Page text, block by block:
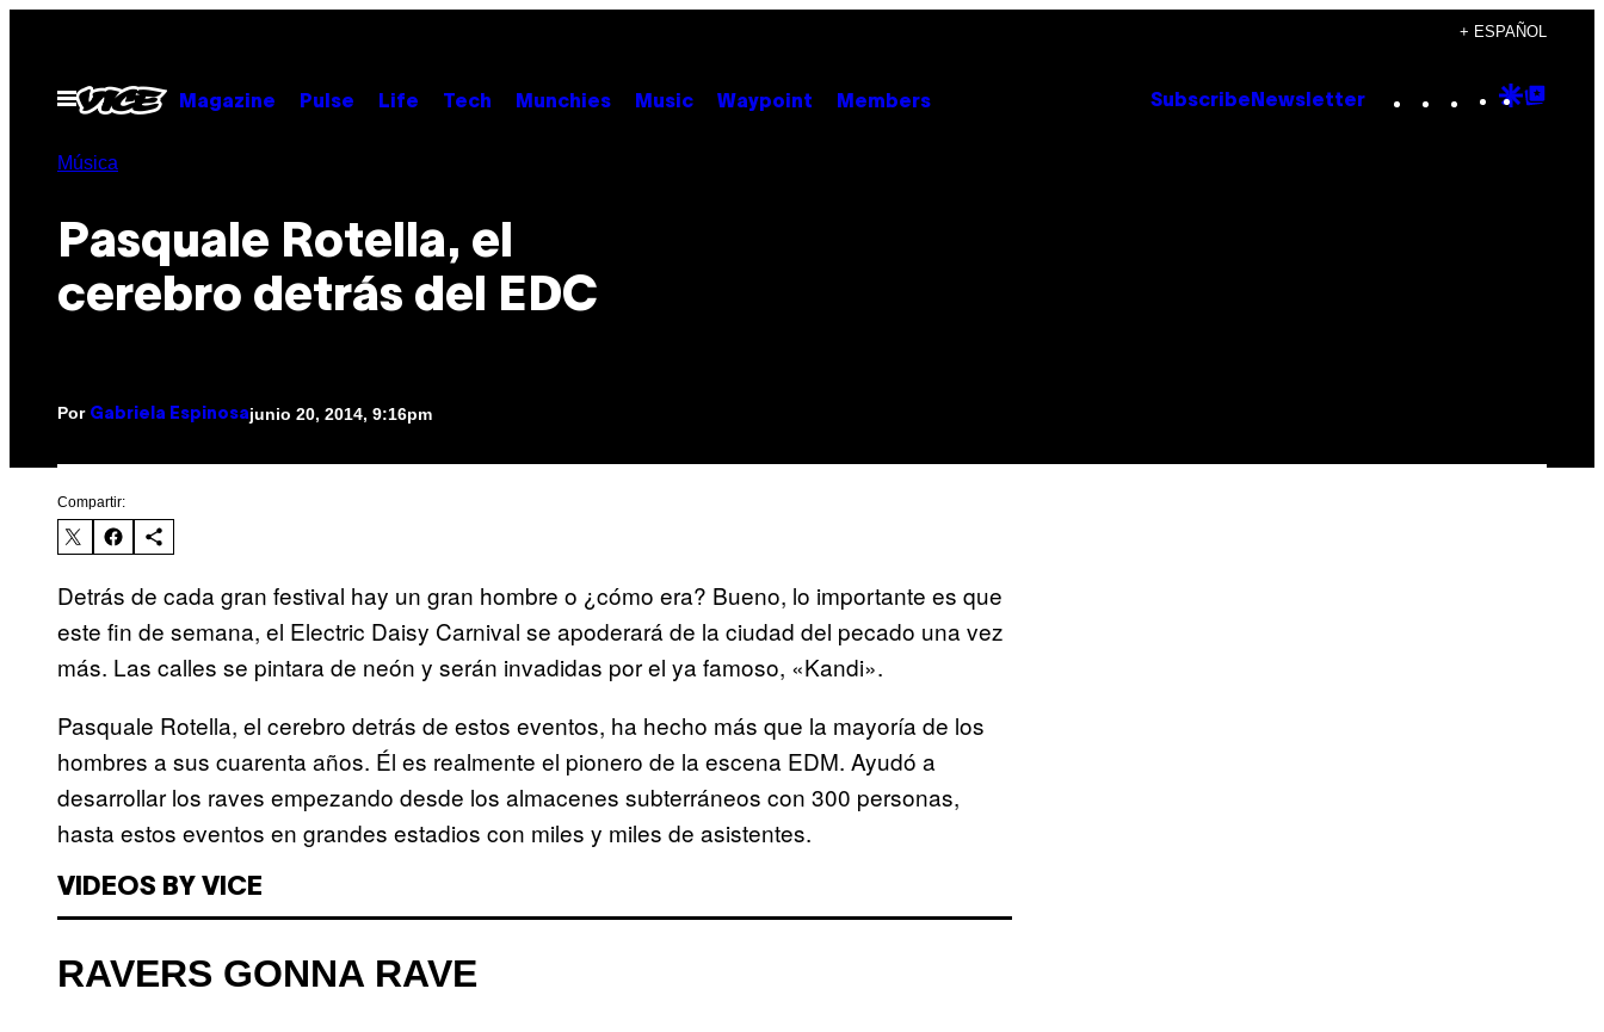
contenido
+ ESPAÑOL
Abrir
Menú
Magazine Pulse Life Tech Munchies Music Waypoint Members Subscribe Newsletter Instagram
TikTok
YouTube
Google
Música
Pasquale Rotella, el
cerebro detrás del EDC
Por Gabriela Espinosajunio 20, 2014, 9:16pm
Compartir:
Detrás de cada gran festival hay un gran hombre o ¿cómo era? Bueno, lo importante es que
este fin de semana, el Electric Daisy Carnival se apoderará de la ciudad del pecado una vez
más. Las calles se pintara de neón y serán invadidas por el ya famoso, «Kandi».
Pasquale Rotella, el cerebro detrás de estos eventos, ha hecho más que la mayoría de los
hombres a sus cuarenta años. Él es realmente el pionero de la escena EDM. Ayudó a
desarrollar los raves empezando desde los almacenes subterráneos con 300 personas,
hasta estos eventos en grandes estadios con miles y miles de asistentes.
VIDEOS BY VICE
RAVERS GONNA RAVE